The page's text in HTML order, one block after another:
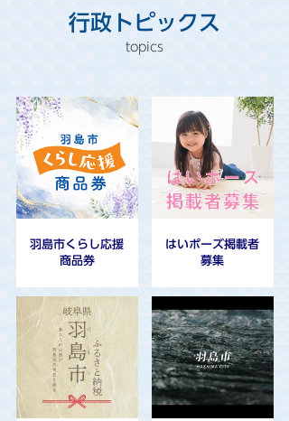
行政トピックス
羽島市くらし応援
商品券
はいポーズ掲載者
募集